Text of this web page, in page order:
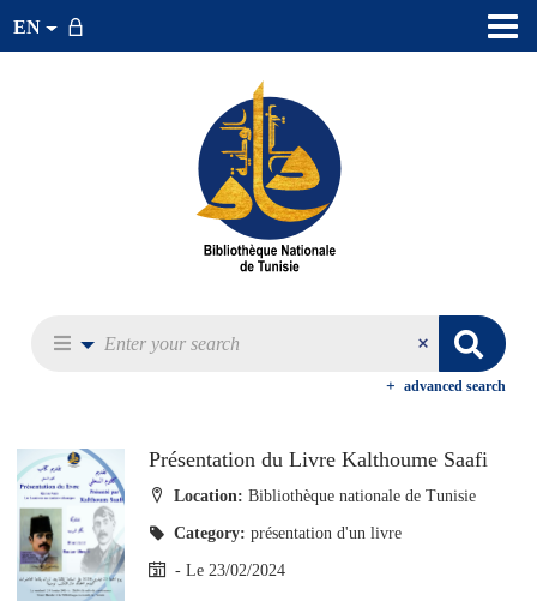
EN
advanced search
Présentation du Livre Kalthoume Saafi
Location: Bibliothèque nationale de Tunisie
Category: présentation d'un livre
- Le 23/02/2024